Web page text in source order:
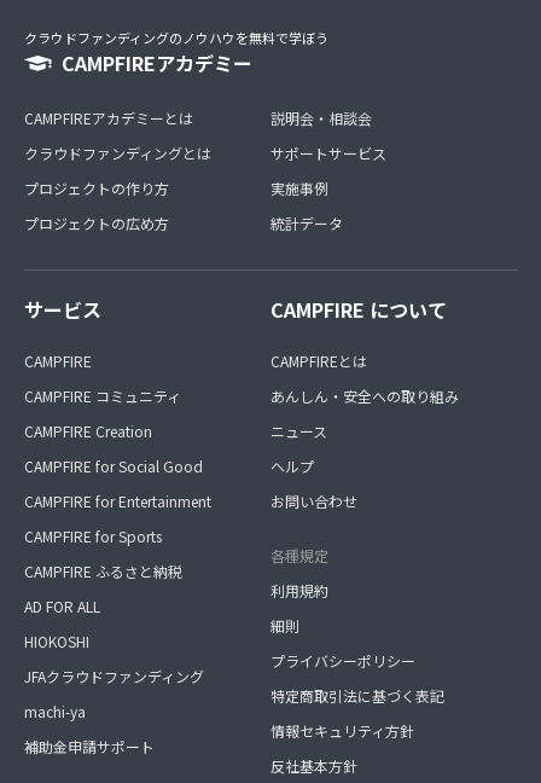
クラウドファンディングのノウハウを無料で学ぼう
CAMPFIREアカデミー
CAMPFIREアカデミーとは
クラウドファンディングとは
プロジェクトの作り方
プロジェクトの広め方
説明会・相談会
サポートサービス
実施事例
統計データ
サービス
CAMPFIRE
CAMPFIRE コミュニティ
CAMPFIRE Creation
CAMPFIRE for Social Good
CAMPFIRE for Entertainment
CAMPFIRE for Sports
CAMPFIRE ふるさと納税
AD FOR ALL
HIOKOSHI
JFAクラウドファンディング
machi-ya
補助金申請サポート
CAMPFIRE について
CAMPFIREとは
あんしん・安全への取り組み
ニュース
ヘルプ
お問い合わせ
各種規定
利用規約
細則
プライバシーポリシー
特定商取引法に基づく表記
情報セキュリティ方針
反社基本方針